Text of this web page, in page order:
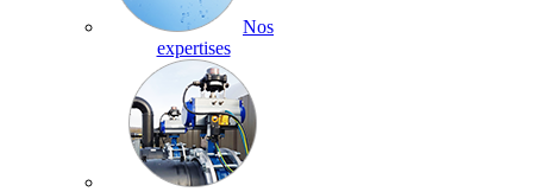
Nos
expertises